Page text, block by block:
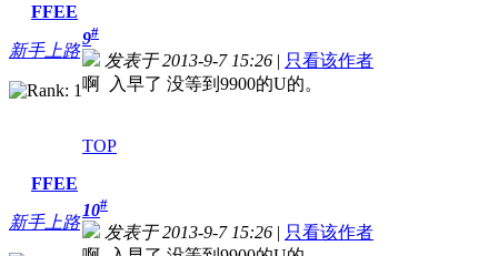
FFEE
新手上路
9#
发表于 2013-9-7 15:26 | 只看该作者
啊 入早了 没等到9900的U的。
TOP
FFEE
新手上路
10#
发表于 2013-9-7 15:26 | 只看该作者